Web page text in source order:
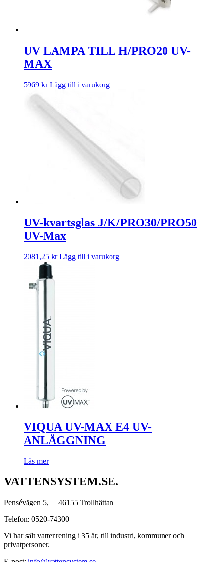
UV LAMPA TILL H/PRO20 UV-
MAX
5969 kr Lägg till i varukorg
UV-kvartsglas J/K/PRO30/PRO50
UV-Max
2081,25 kr Lägg till i varukorg
VIQUA UV-MAX E4 UV-
ANLÄGGNING
Läs mer
VATTENSYSTEM.SE.
Pensévägen 5, 46155 Trollhättan
Telefon: 0520-74300
Vi har sålt vattenrening i 35 år, till industri, kommuner och
privatpersoner.